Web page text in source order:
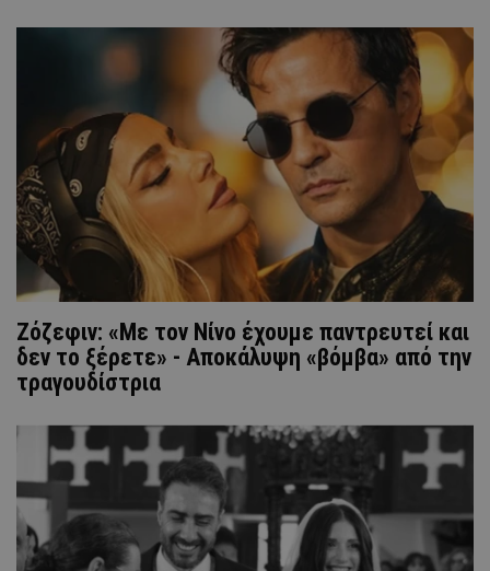
Ζόζεφιν: «Με τον Νίνο έχουμε παντρευτεί και
δεν το ξέρετε» - Αποκάλυψη «βόμβα» από την
τραγουδίστρια